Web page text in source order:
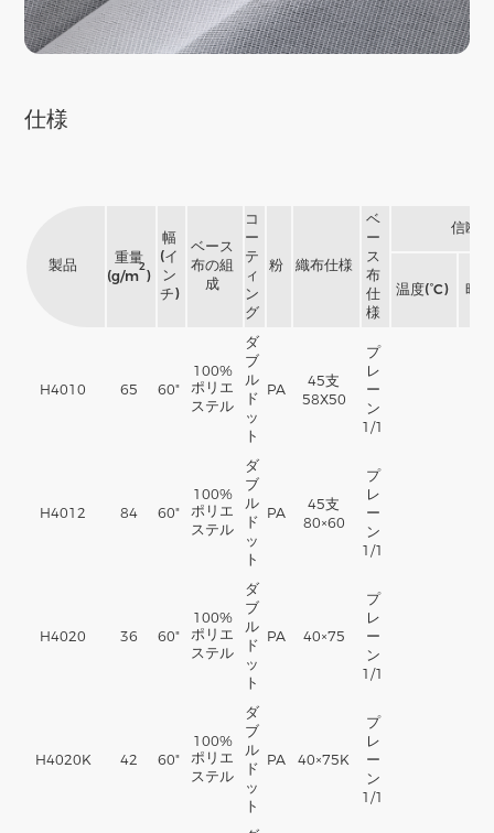
仕様
製品
重量
(g/m
2
)
幅
(イ
ン
チ)
ベース
布の組
成
コ
ー
テ
ィ
ン
グ
粉 織布仕様
ベ
ー
ス
布
仕
様
信断
温度(°C) 時間
H4010 65 60"
100%
ポリエ
ステル
ダ
ブ
ル
ド
ッ
ト
PA
45支
58X50
プ
レ
ー
ン
1/1
H4012 84 60"
100%
ポリエ
ステル
ダ
ブ
ル
ド
ッ
ト
PA
45支
80×60
プ
レ
ー
ン
1/1
H4020 36 60"
100%
ポリエ
ステル
ダ
ブ
ル
ド
ッ
ト
PA 40×75
プ
レ
ー
ン
1/1
H4020K 42 60"
100%
ポリエ
ステル
ダ
ブ
ル
ド
ッ
ト
PA 40×75K
プ
レ
ー
ン
1/1